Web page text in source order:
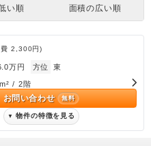
い順 面積の広い順
費2,300円)
万円 方位 東
/ 2階
お問い合わせ 無料
▼ 物件の特徴を見る